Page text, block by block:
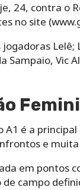
24, contra o
no site
Sampaio, Vic
é a
e
em pontos
campo